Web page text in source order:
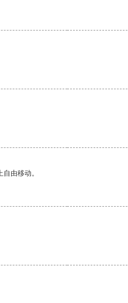
由移动。